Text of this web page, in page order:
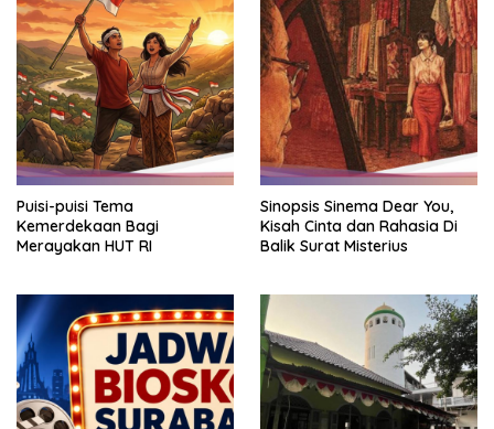
Puisi-puisi Tema
Kemerdekaan Bagi
Merayakan HUT RI
Sinopsis Sinema Dear You,
Kisah Cinta dan Rahasia Di
Balik Surat Misterius